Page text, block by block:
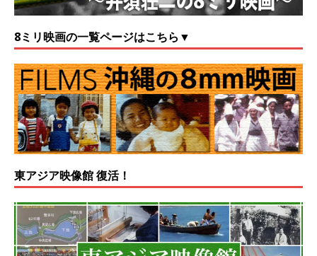
8ミリ映画の一覧ページはこちら▼
東アジア映像館 復活！